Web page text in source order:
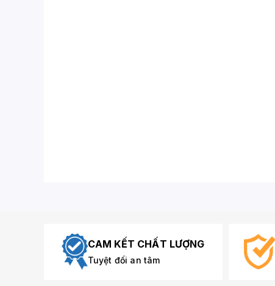
CAM KẾT CHẤT LƯỢNG
Tuyệt đối an tâm